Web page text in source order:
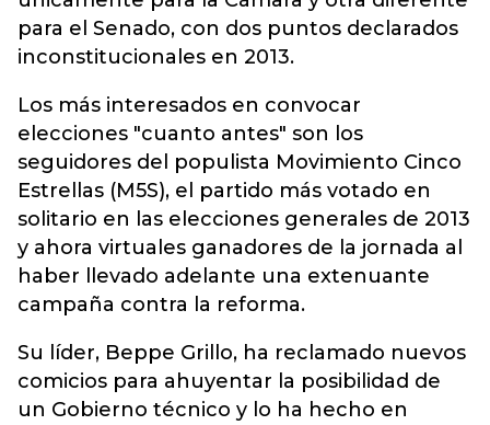
para el Senado, con dos puntos declarados
inconstitucionales en 2013.
Los más interesados en convocar
elecciones "cuanto antes" son los
seguidores del populista Movimiento Cinco
Estrellas (M5S), el partido más votado en
solitario en las elecciones generales de 2013
y ahora virtuales ganadores de la jornada al
haber llevado adelante una extenuante
campaña contra la reforma.
Su líder, Beppe Grillo, ha reclamado nuevos
comicios para ahuyentar la posibilidad de
un Gobierno técnico y lo ha hecho en